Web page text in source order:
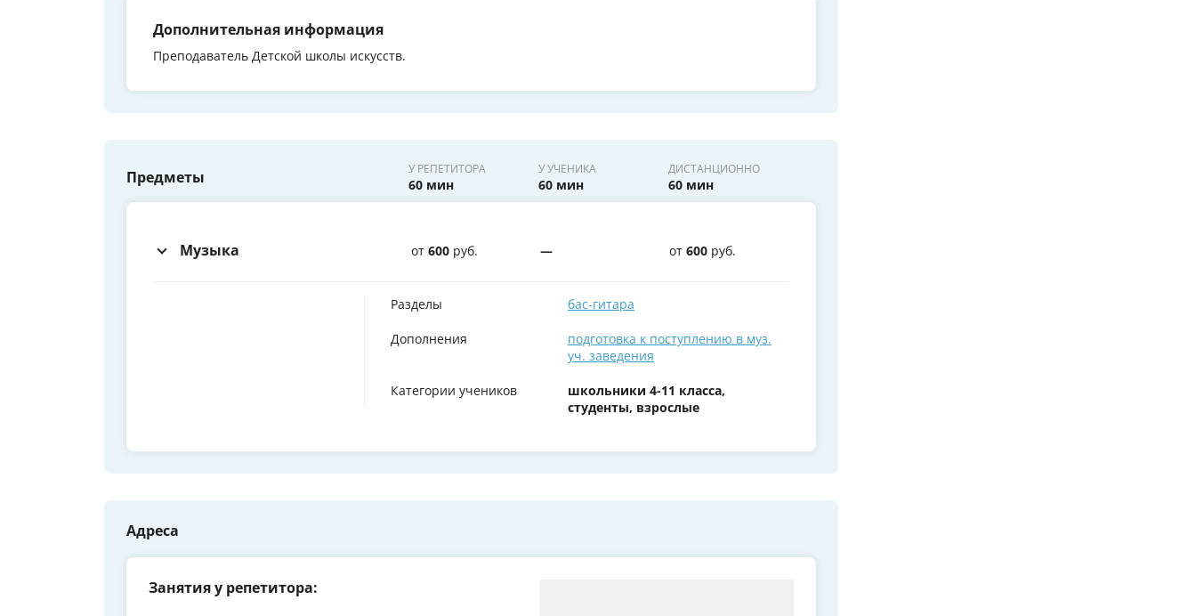
Дополнительная информация
Преподаватель Детской школы искусств.
Предметы У РЕПЕТИТОРА
60 мин
У УЧЕНИКА
60 мин
ДИСТАНЦИОННО
60 мин
Музыка от 600 руб. — от 600 руб.
Разделы бас-гитара
Дополнения
подготовка к поступлению в муз.
уч. заведения
Категории учеников
школьники 4-11 класса,
студенты, взрослые
Адреса
Занятия у репетитора: